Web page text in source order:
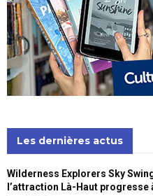
Les dernières actus
Wilderness Explorers Sky
l’attraction Là-Haut progresse